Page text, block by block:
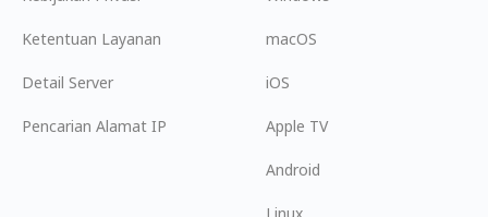
Ketentuan Layanan
Detail Server
Pencarian Alamat IP
macOS
iOS
Apple TV
Android